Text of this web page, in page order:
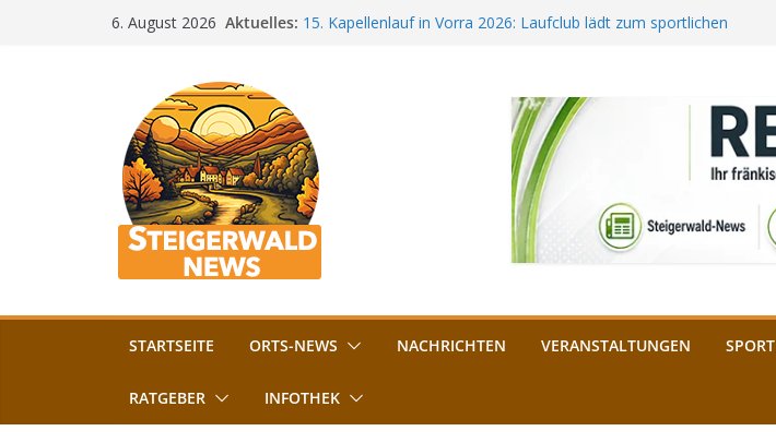
6. August 2026 Aktuelles: 15. Kapellenlauf in Vorra 2026: Laufclub lädt zum sportlichen
„Bamberger Böhnla“: Kaffee aus Bamberg unterstützt die
Lebenshilfe
Aschbacher Kerwa startet bald: Das ist heuer geboten
Vollsperrung am Friedhof in Schlüsselfeld: Kreuzung ab 3.
August gesperrt
STARTSEITE ORTS-NEWS NACHRICHTEN VERANSTALTUNGEN SPORT
RATGEBER INFOTHEK